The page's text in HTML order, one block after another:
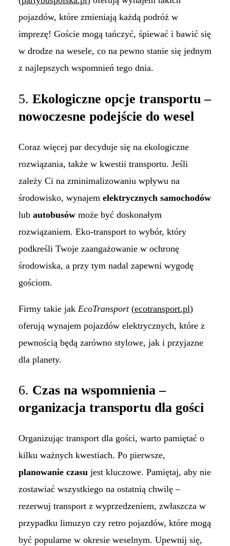
pojazdów, które zmieniają każdą podróż w
imprezę! Goście mogą tańczyć, śpiewać i bawić się
w drodze na wesele, co na pewno stanie się jednym
z najlepszych wspomnień tego dnia.
5. Ekologiczne opcje transportu –
nowoczesne podejście do wesel
Coraz więcej par decyduje się na ekologiczne
rozwiązania, także w kwestii transportu. Jeśli
zależy Ci na zminimalizowaniu wpływu na
środowisko, wynajem elektrycznych samochodów
lub autobusówmoże być doskonałym
rozwiązaniem. Eko-transport to wybór, który
podkreśli Twoje zaangażowanie w ochronę
środowiska, a przy tym nadal zapewni wygodę
gościom.
Firmy takie jak EcoTransport(ecotransport.pl)
oferują wynajem pojazdów elektrycznych, które z
pewnością będą zarówno stylowe, jak i przyjazne
dla planety.
6. Czas na wspomnienia –
organizacja transportu dla gości
Organizując transport dla gości, warto pamiętać o
kilku ważnych kwestiach. Po pierwsze,
planowanie czasujest kluczowe. Pamiętaj, aby nie
zostawiać wszystkiego na ostatnią chwilę –
rezerwuj transport z wyprzedzeniem, zwłaszcza w
przypadku limuzyn czy retro pojazdów, które mogą
być popularne w okresie weselnym. Upewnij się,